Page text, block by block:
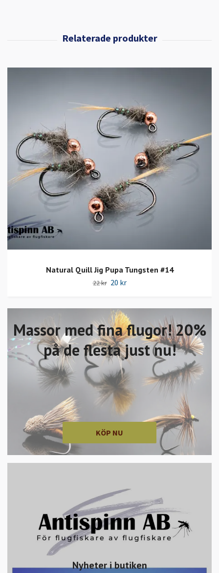
Massor med fina flugor! 20%
på de flesta just nu!
KÖP NU
Nyheter i butiken
Natural Quill Jig Pupa Tungsten #14
22 kr 20 kr